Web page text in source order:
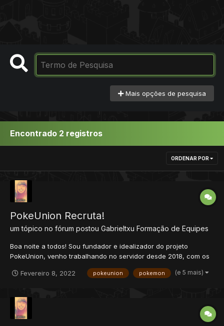
Mais opções de pesquisa
Encontrado 2 registros
ORDENAR POR
PokeUnion Recruta!
um tópico no fórum postou Gabrieltxu Formação de Equipes
Boa noite a todos! Sou fundador e idealizador do projeto
PokeUnion, venho trabalhando no servidor desde 2018, com os
na equipe de desenvolvimento na área de Mapping. Caso queira
Fevereiro 8, 2022 pokeunion pokemon (e 5 mais)